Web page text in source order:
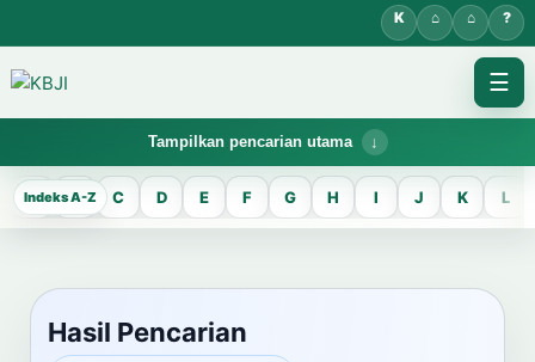
☰
Tampilkan pencarian utama
KBJI WORKSPACE
Hasil Pencarian
Temukan lema Jawa dan maknanya dalam bahasa Indonesia saat
mengelola data Kamus Bahasa Jawa-Indonesia.
A B C D E F G H I J K L
Hasil Pencarian